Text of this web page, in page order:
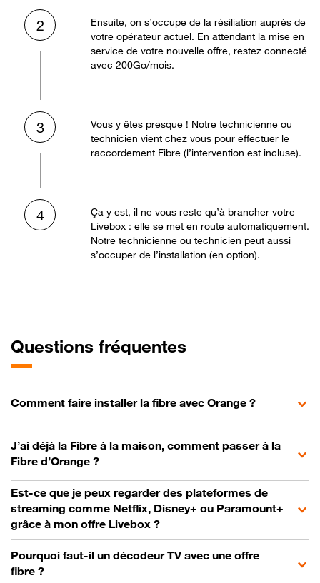
2
Ensuite, on s’occupe de la résiliation auprès de
votre opérateur actuel. En attendant la mise en
service de votre nouvelle offre, restez connecté
avec 200Go/mois.
3
Vous y êtes presque ! Notre technicienne ou
technicien vient chez vous pour effectuer le
raccordement Fibre (l’intervention est incluse).
4
Ça y est, il ne vous reste qu’à brancher votre
Livebox : elle se met en route automatiquement.
Notre technicienne ou technicien peut aussi
s’occuper de l’installation (en option).
Questions fréquentes
Comment faire installer la fibre avec Orange ?
J’ai déjà la Fibre à la maison, comment passer à la
Fibre d’Orange ?
Est-ce que je peux regarder des plateformes de
streaming comme Netflix, Disney+ ou Paramount+
grâce à mon offre Livebox ?
Pourquoi faut-il un décodeur TV avec une offre
fibre ?